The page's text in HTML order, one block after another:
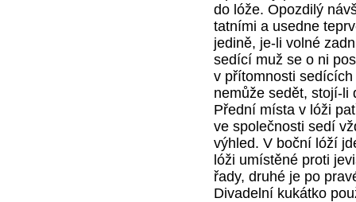
do lóže. Opozdilý
tatními a usedne
jedině, je-li volné
sedící muž se o ni
v přítomnosti
nemůže sedět, stojí-li
Přední místa v lóži
ve společnosti sedí
výhled. V boční lóží
lóži umístěné proti
řady, druhé je po
Divadelní kukátko